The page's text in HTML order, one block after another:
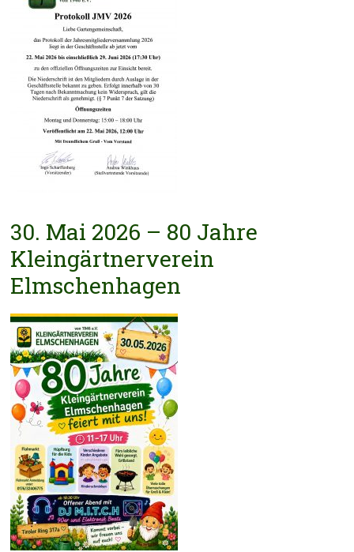
30. Mai 2026 – 80 Jahre
Kleingärtnerverein
Elmschenhagen